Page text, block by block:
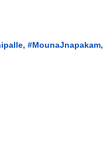
, #MounaJnapakam,